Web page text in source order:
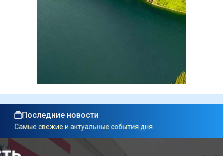
Последние новости
Самые свежие и актуальные события дня